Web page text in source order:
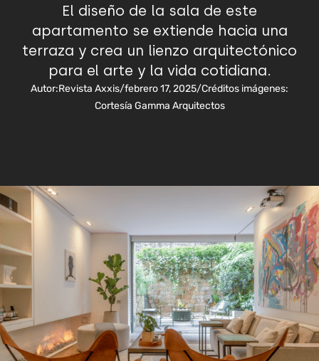
El diseño de la sala de este
apartamento se extiende hacia una
terraza y crea un lienzo arquitectónico
para el arte y la vida cotidiana.
Autor:Revista Axxis/febrero 17, 2025/Créditos imágenes:
Cortesía Gamma Arquitectos